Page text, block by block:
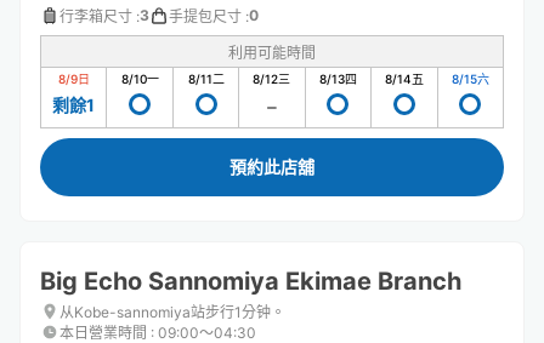
行李箱尺寸 :3 手提包尺寸 :0
利用可能時間
8/9日
剩餘1
8/10一 8/11二 8/12三 8/13四 8/14五 8/15六
預約此店舖
Big Echo Sannomiya Ekimae Branch
从Kobe-sannomiya站步行1分钟。
本日營業時間 : 09:00〜04:30